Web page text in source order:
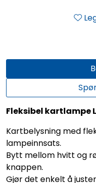
Fleksibel kartlampe
Kartbelysning med
lampeinnsats.
Bytt mellom hvitt og
knappen.
Gjør det enkelt å